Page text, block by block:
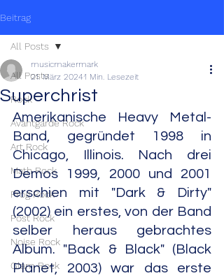
Beitrag
All Posts
Rock
Avantgarde Rock
Art Rock
Math Rock
Prog Rock
Post Rock
Noise Rock
Glam Rock
All Posts
Superchrist
musicmakermark
21. März 20241 Min. Lesezeit
Amerikanische Heavy Metal-
Band, gegründet 1998 in
Chicago, Illinois. Nach drei
Demos 1999, 2000 und 2001
erschien mit "Dark & Dirty"
(2002) ein erstes, von der Band
selber heraus gebrachtes
Album. "Back & Black" (Black
Planet, 2003) war das erste